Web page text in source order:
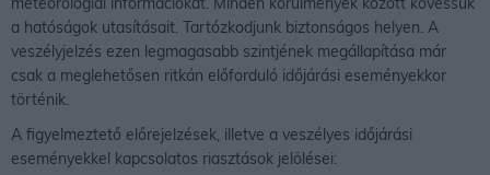
a hatóságok utasításait. Tartózkodjunk biztonságos helyen. A
veszélyjelzés ezen legmagasabb szintjének megállapítása már
csak a meglehetősen ritkán előforduló időjárási eseményekkor
történik.
A figyelmeztető előrejelzések, illetve a veszélyes időjárási
eseményekkel kapcsolatos riasztások jelölései: